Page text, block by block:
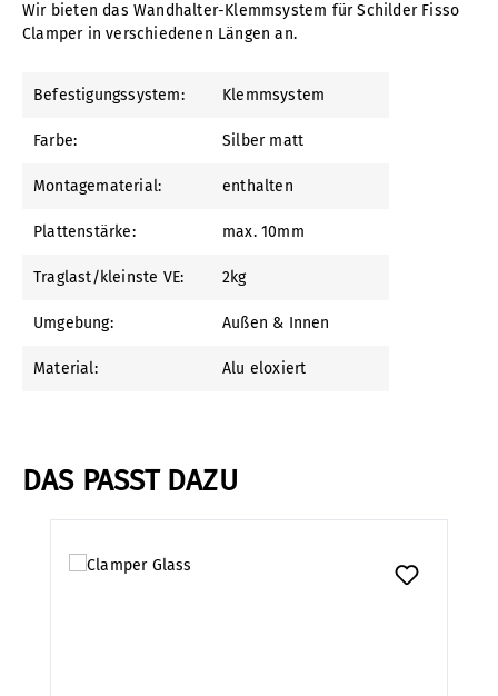
Wir bieten das Wandhalter-Klemmsystem für Schilder Fisso
Clamper in verschiedenen Längen an.
Befestigungssystem: Klemmsystem
Farbe: Silber matt
Montagematerial: enthalten
Plattenstärke: max. 10mm
Traglast/kleinste VE: 2kg
Umgebung: Außen & Innen
Material: Alu eloxiert
DAS PASST DAZU